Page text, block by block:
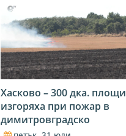
Хасково – 300 дка. площи
изгоряха при пожар в
димитровградско